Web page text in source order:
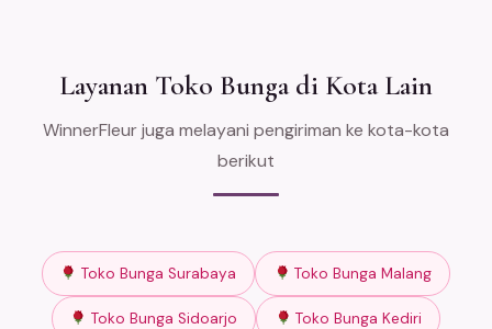
Layanan Toko Bunga di Kota Lain
WinnerFleur juga melayani pengiriman ke kota-kota
berikut
Toko Bunga Surabaya Toko Bunga Malang
Toko Bunga Sidoarjo Toko Bunga Kediri